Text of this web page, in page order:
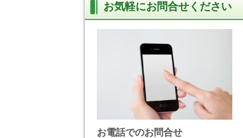
お気軽にお問合せください
お電話でのお問合せ